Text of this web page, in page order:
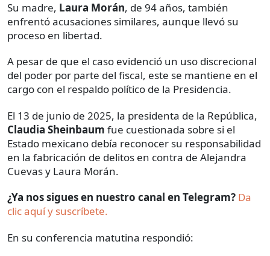
Su madre, Laura Morán, de 94 años, también
enfrentó acusaciones similares, aunque llevó su
proceso en libertad.
A pesar de que el caso evidenció un uso discrecional
del poder por parte del fiscal, este se mantiene en el
cargo con el respaldo político de la Presidencia.
El 13 de junio de 2025, la presidenta de la República,
Claudia Sheinbaum fue cuestionada sobre si el
Estado mexicano debía reconocer su responsabilidad
en la fabricación de delitos en contra de Alejandra
Cuevas y Laura Morán.
¿Ya nos sigues en nuestro canal en Telegram? Da
clic aquí y suscríbete.
En su conferencia matutina respondió: